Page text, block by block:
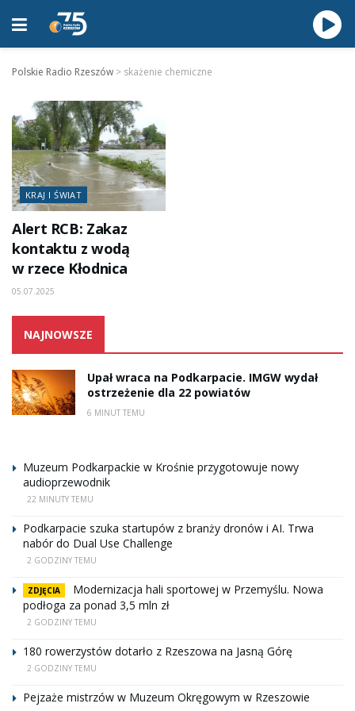
Polskie Radio Rzeszów > skażenie chemiczne
KRAJ I ŚWIAT
Alert RCB: Zakaz
kontaktu z wodą
w rzece Kłodnica
05.07.2025
NAJNOWSZE
Upał wraca na Podkarpacie. IMGW wydał
ostrzeżenie dla 22 powiatów
6 MINUT TEMU
Muzeum Podkarpackie w Krośnie przygotowuje nowy
audioprzewodnik
22 MINUTY TEMU
Podkarpacie szuka startupów z branży dronów i AI. Trwa
nabór do Dual Use Challenge
2 GODZINY TEMU
ZDJĘCIA
Modernizacja hali sportowej w Przemyślu. Nowa
podłoga za ponad 3,5 mln zł
2 GODZINY TEMU
180 rowerzystów dotarło z Rzeszowa na Jasną Górę
2 GODZINY TEMU
Pejzaże mistrzów w Muzeum Okręgowym w Rzeszowie